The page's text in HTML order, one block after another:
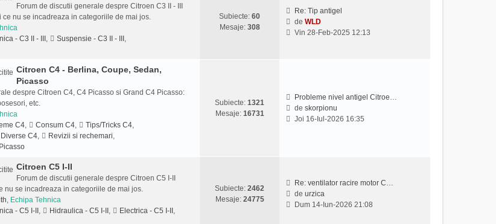
e
a
l
i
s
a
j
Forum de discutii generale despre Citroen C3 II - III
ce nu se incadreaza in categoriile de mai jos.
- C3 II - III , Suspensie - C3 II - III ,
Subiecte: 60
Mesaje: 308
Re: Tip antigel
deWLD
V
t
i
m
a
Vin 28-Feb-2025 12:13
Citroen C4 - Berlina, Coupe, Sedan,
Picasso
despre Citroen C4, C4 Picasso si Grand C4 Picasso:
etc.
C4, Consum C4, Tips/Tricks C4,
Diverse C4, Revizii si rechemari,
Subiecte: 1321
Mesaje: 16731
Probleme nivel antigel Citroe…
deskorpionu
V
t
m
Joi 16-Iul-2026 16:35
Citroen C5 I-II
Forum de discutii generale despre Citroen C5 I-II
nu se incadreaza in categoriile de mai jos.
, Echipa Tehnica
- C5 I-II , Hidraulica - C5 I-II , Electrica - C5 I-II ,
Subiecte: 2462
Mesaje: 24775
Re: ventilator racire motor C…
deurzica
V
Dum 14-Iun-2026 21:08